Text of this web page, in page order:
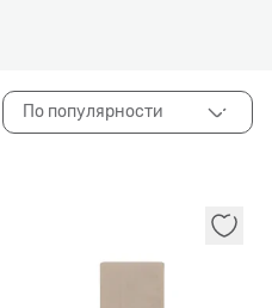
По популярности